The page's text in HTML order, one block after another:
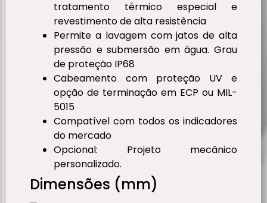
tratamento térmico especial e
revestimento de alta resistência
Permite a lavagem com jatos de alta
pressão e submersão em água. Grau
de proteção IP68
Cabeamento com proteção UV e
opção de terminação em ECP ou MIL-
5015
Compatível com todos os indicadores
do mercado
Opcional: Projeto mecânico
personalizado.
Dimensões (mm)